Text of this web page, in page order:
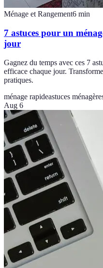
Ménage et Rangement6 min
7 astuces pour un
jour
Gagnez du temps avec ces 7
efficace chaque jour.
pratiques.
ménage rapideastuces
Aug 6